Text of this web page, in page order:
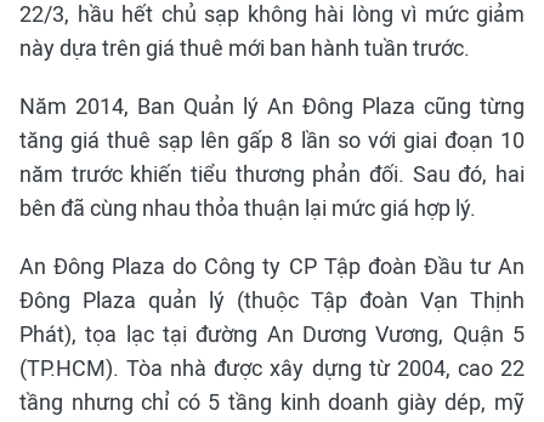
22/3, hầu hết chủ sạp không hài lòng vì mức giảm
này dựa trên giá thuê mới ban hành tuần trước.
Năm 2014, Ban Quản lý An Đông Plaza cũng từng
tăng giá thuê sạp lên gấp 8 lần so với giai đoạn 10
năm trước khiến tiểu thương phản đối. Sau đó, hai
bên đã cùng nhau thỏa thuận lại mức giá hợp lý.
An Đông Plaza do Công ty CP Tập đoàn Đầu tư An
Đông Plaza quản lý (thuộc Tập đoàn Vạn Thịnh
Phát), tọa lạc tại đường An Dương Vương, Quận 5
(TP.HCM). Tòa nhà được xây dựng từ 2004, cao 22
tầng nhưng chỉ có 5 tầng kinh doanh giày dép, mỹ